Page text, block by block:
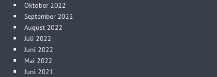
Oktober 2022
September 2022
August 2022
Juli 2022
Juni 2022
Mai 2022
Juni 2021